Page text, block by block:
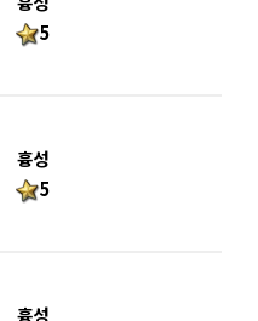
5
흉성
5
흉성